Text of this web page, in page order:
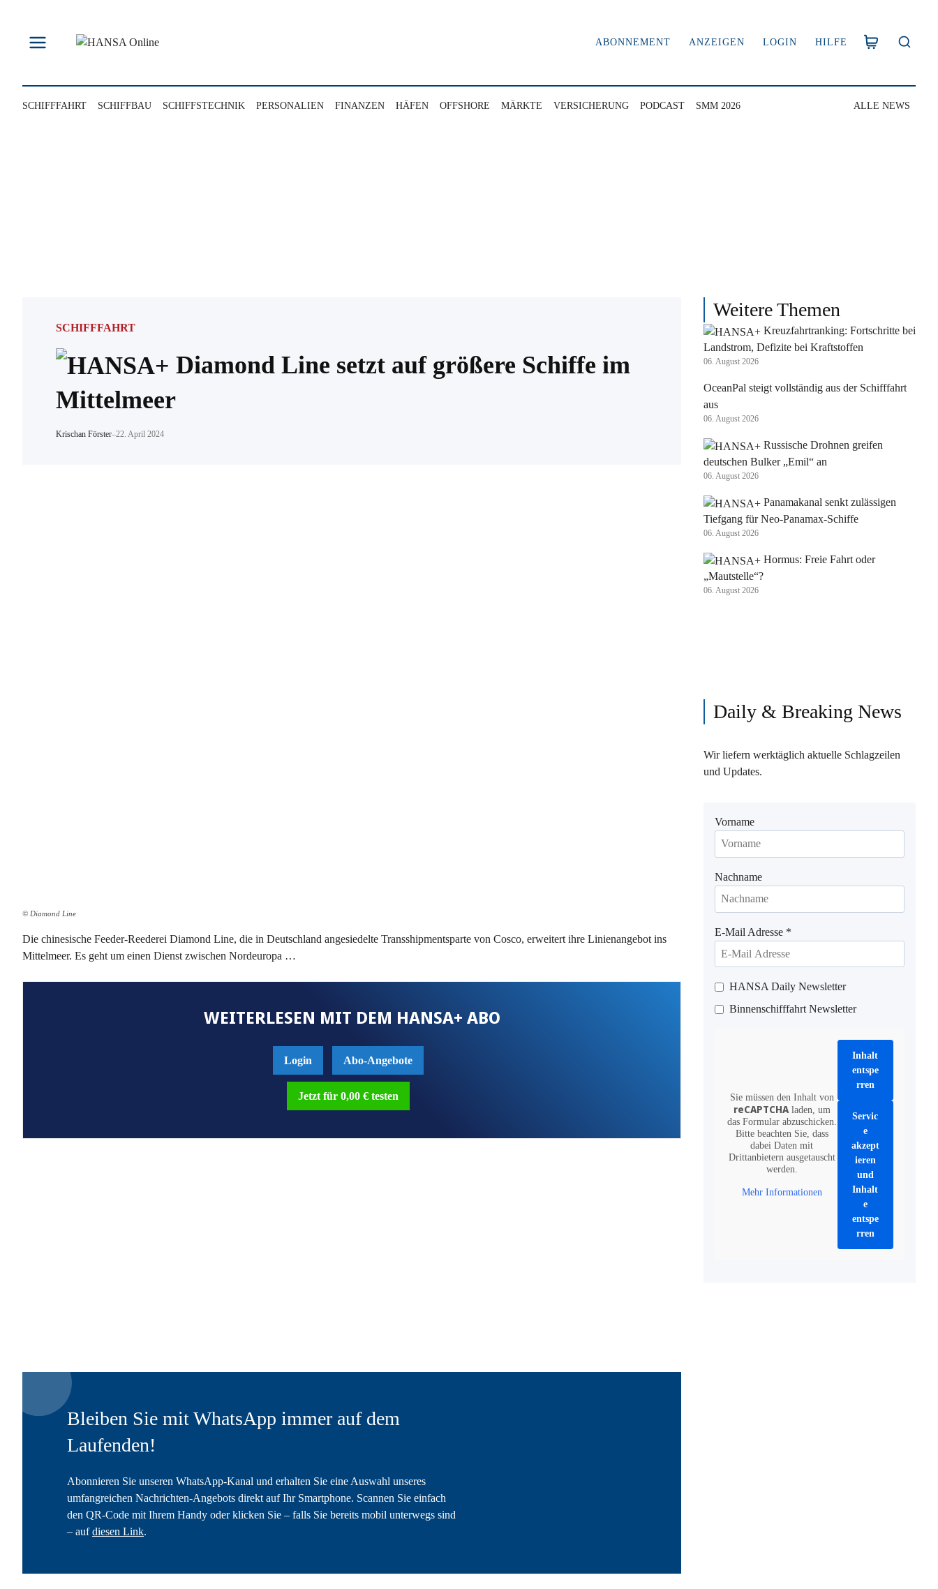
springen
ABONNEMENT ANZEIGEN LOGIN HILFE
SCHIFFFAHRT SCHIFFBAU SCHIFFSTECHNIK PERSONALIEN FINANZEN HÄFEN OFFSHORE MÄRKTE VERSICHERUNG PODCAST SMM 2026 ALLE NEWS
SCHIFFFAHRT
Diamond Line setzt auf größere Schiffe im
Mittelmeer
Krischan Förster–22. April 2024
© Diamond Line
Die chinesische Feeder-Reederei Diamond Line, die in Deutschland angesiedelte Transshipmentsparte von Cosco, erweitert ihre Linienangebot ins
Mittelmeer. Es geht um einen Dienst zwischen Nordeuropa …
WEITERLESEN MIT DEM HANSA+ ABO
Login Abo-Angebote
Jetzt für 0,00 € testen
Bleiben Sie mit WhatsApp immer auf dem
Laufenden!
Abonnieren Sie unseren WhatsApp-Kanal und erhalten Sie eine Auswahl unseres
umfangreichen Nachrichten-Angebots direkt auf Ihr Smartphone. Scannen Sie einfach
den QR-Code mit Ihrem Handy oder klicken Sie – falls Sie bereits mobil unterwegs sind
– aufdiesen Link.
Weitere Themen
Kreuzfahrtranking: Fortschritte bei
Landstrom, Defizite bei Kraftstoffen
06. August 2026
OceanPal steigt vollständig aus der Schifffahrt
aus
06. August 2026
Russische Drohnen greifen
deutschen Bulker „Emil“ an
06. August 2026
Panamakanal senkt zulässigen
Tiefgang für Neo-Panamax-Schiffe
06. August 2026
Hormus: Freie Fahrt oder
„Mautstelle“?
06. August 2026
Daily & Breaking News
Wir liefern werktäglich aktuelle Schlagzeilen
und Updates.
Vorname
Nachname
E-Mail Adresse *
HANSA Daily Newsletter
Binnenschifffahrt Newsletter
Sie müssen den Inhalt von
reCAPTCHAladen, um
das Formular abzuschicken.
Bitte beachten Sie, dass
dabei Daten mit
Drittanbietern ausgetauscht
werden.
Mehr Informationen
Inhalt
entspe
rren
Servic
e
akzept
ieren
und
Inhalt
e
entspe
rren